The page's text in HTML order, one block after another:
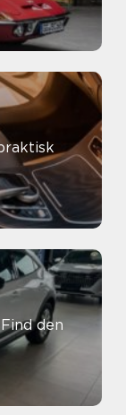
den